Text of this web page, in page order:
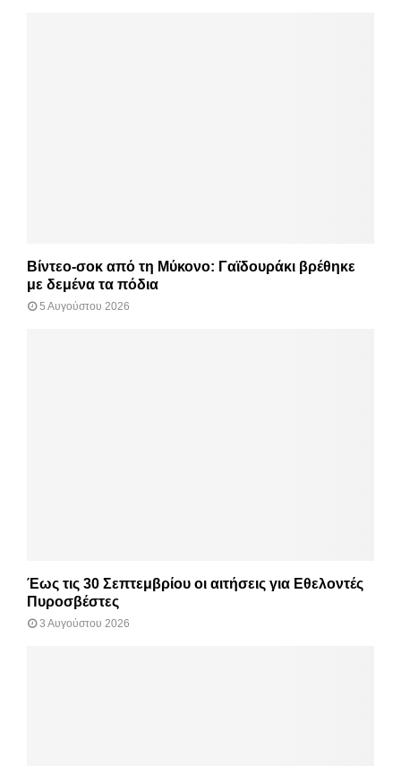
Βίντεο-σοκ από τη Μύκονο: Γαϊδουράκι βρέθηκε
με δεμένα τα πόδια
5 Αυγούστου 2026
Έως τις 30 Σεπτεμβρίου οι αιτήσεις για Εθελοντές
Πυροσβέστες
3 Αυγούστου 2026